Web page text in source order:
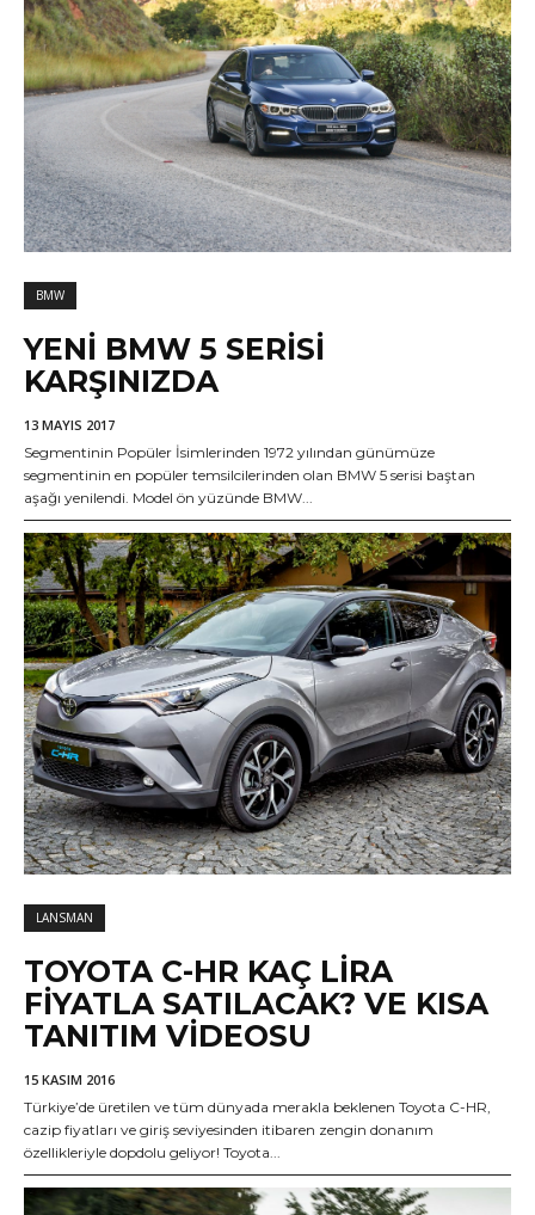
BMW
YENI BMW 5 SERISI
KARŞINIZDA
13 MAYIS 2017
Segmentinin Popüler İsimlerinden 1972 yılından günümüze
segmentinin en popüler temsilcilerinden olan BMW 5 serisi baştan
aşağı yenilendi. Model ön yüzünde BMW...
LANSMAN
TOYOTA C-HR KAÇ LIRA
FIYATLA SATILACAK? VE KISA
TANITIM VIDEOSU
15 KASIM 2016
Türkiye’de üretilen ve tüm dünyada merakla beklenen Toyota C-HR,
cazip fiyatları ve giriş seviyesinden itibaren zengin donanım
özellikleriyle dopdolu geliyor! Toyota...